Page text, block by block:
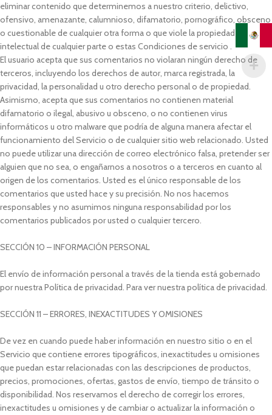
eliminar contenido que determinemos a nuestro criterio, delictivo,
ofensivo, amenazante, calumnioso, difamatorio, pornográfico, obsceno
o cuestionable de cualquier otra forma o que viole la propiedad
intelectual de cualquier parte o estas Condiciones de servicio .
El usuario acepta que sus comentarios no violaran ningún derecho de
terceros, incluyendo los derechos de autor, marca registrada, la
privacidad, la personalidad u otro derecho personal o de propiedad.
Asimismo, acepta que sus comentarios no contienen material
difamatorio o ilegal, abusivo u obsceno, o no contienen virus
informáticos u otro malware que podría de alguna manera afectar el
funcionamiento del Servicio o de cualquier sitio web relacionado. Usted
no puede utilizar una dirección de correo electrónico falsa, pretender ser
alguien que no sea, o engañarnos a nosotros o a terceros en cuanto al
origen de los comentarios. Usted es el único responsable de los
comentarios que usted hace y su precisión. No nos hacemos
responsables y no asumimos ninguna responsabilidad por los
comentarios publicados por usted o cualquier tercero.
SECCIÓN 10 – INFORMACIÓN PERSONAL
El envío de información personal a través de la tienda está gobernado
por nuestra Política de privacidad. Para ver nuestra política de privacidad.
SECCIÓN 11 – ERRORES, INEXACTITUDES Y OMISIONES
De vez en cuando puede haber información en nuestro sitio o en el
Servicio que contiene errores tipográficos, inexactitudes u omisiones
que puedan estar relacionadas con las descripciones de productos,
precios, promociones, ofertas, gastos de envío, tiempo de tránsito o
disponibilidad. Nos reservamos el derecho de corregir los errores,
inexactitudes u omisiones y de cambiar o actualizar la información o